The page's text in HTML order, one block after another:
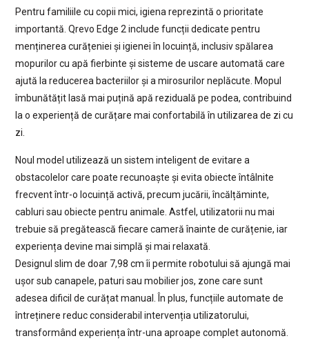
Pentru familiile cu copii mici, igiena reprezintă o prioritate
importantă. Qrevo Edge 2 include funcții dedicate pentru
menținerea curățeniei și igienei în locuință, inclusiv spălarea
mopurilor cu apă fierbinte și sisteme de uscare automată care
ajută la reducerea bacteriilor și a mirosurilor neplăcute. Mopul
îmbunătățit lasă mai puțină apă reziduală pe podea, contribuind
la o experiență de curățare mai confortabilă în utilizarea de zi cu
zi.
Noul model utilizează un sistem inteligent de evitare a
obstacolelor care poate recunoaște și evita obiecte întâlnite
frecvent într-o locuință activă, precum jucării, încălțăminte,
cabluri sau obiecte pentru animale. Astfel, utilizatorii nu mai
trebuie să pregătească fiecare cameră înainte de curățenie, iar
experiența devine mai simplă și mai relaxată.
Designul slim de doar 7,98 cm îi permite robotului să ajungă mai
ușor sub canapele, paturi sau mobilier jos, zone care sunt
adesea dificil de curățat manual. În plus, funcțiile automate de
întreținere reduc considerabil intervenția utilizatorului,
transformând experiența într-una aproape complet autonomă.